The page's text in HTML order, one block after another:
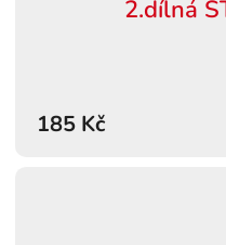
2.dílná
185 Kč